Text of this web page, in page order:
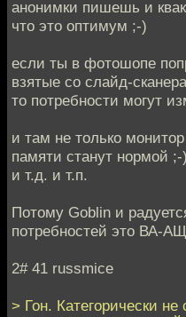
анонимки пишешь и
что это оптимум ;-)
если ты в фотошопе
взятые со слайд-
то потребности могут
и там не только
памяти станут нормой
и т.д. и т.п.
Потому Goblin и
потребностей это ВА-
2# 41 russmice
> Гон. Категорически не